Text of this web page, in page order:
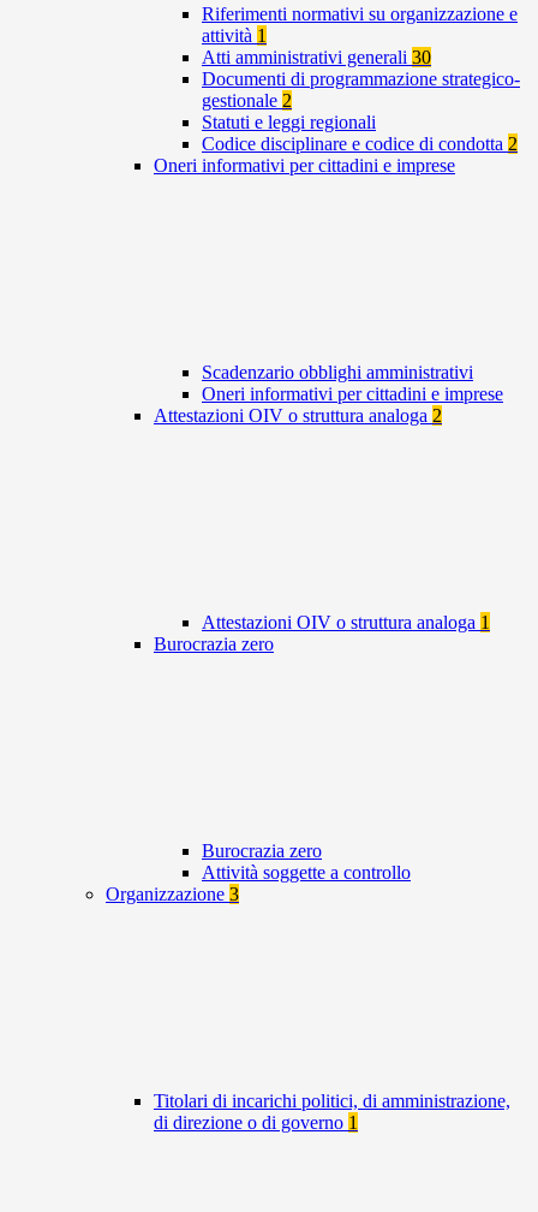
Riferimenti normativi su organizzazione e
attività 1
Atti amministrativi generali 30
Documenti di programmazione strategico-
gestionale 2
Statuti e leggi regionali
Codice disciplinare e codice di condotta 2
Oneri informativi per cittadini e imprese
Scadenzario obblighi amministrativi
Oneri informativi per cittadini e imprese
Attestazioni OIV o struttura analoga 2
Attestazioni OIV o struttura analoga 1
Burocrazia zero
Burocrazia zero
Attività soggette a controllo
Organizzazione 3
Titolari di incarichi politici, di amministrazione,
di direzione o di governo 1